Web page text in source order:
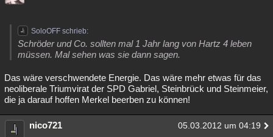
SoloOFF schrieb:
Schröder und Co. sollten mal 1 Jahr lang von Hartz 4 leben
müssen. Mal sehen was sie dann sagen.
Das wäre verschwendete Energie. Das wäre mehr etwas für das
neoliberale Triumvirat der SPD Gabriel, Steinbrück und Steinmeier,
die ja darauf hoffen Merkel beerben zu können!
nico721 05.03.2012 um 04:19